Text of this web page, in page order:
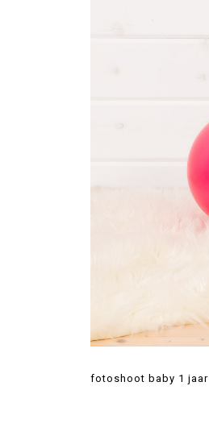
fotoshoot baby 1 jaar